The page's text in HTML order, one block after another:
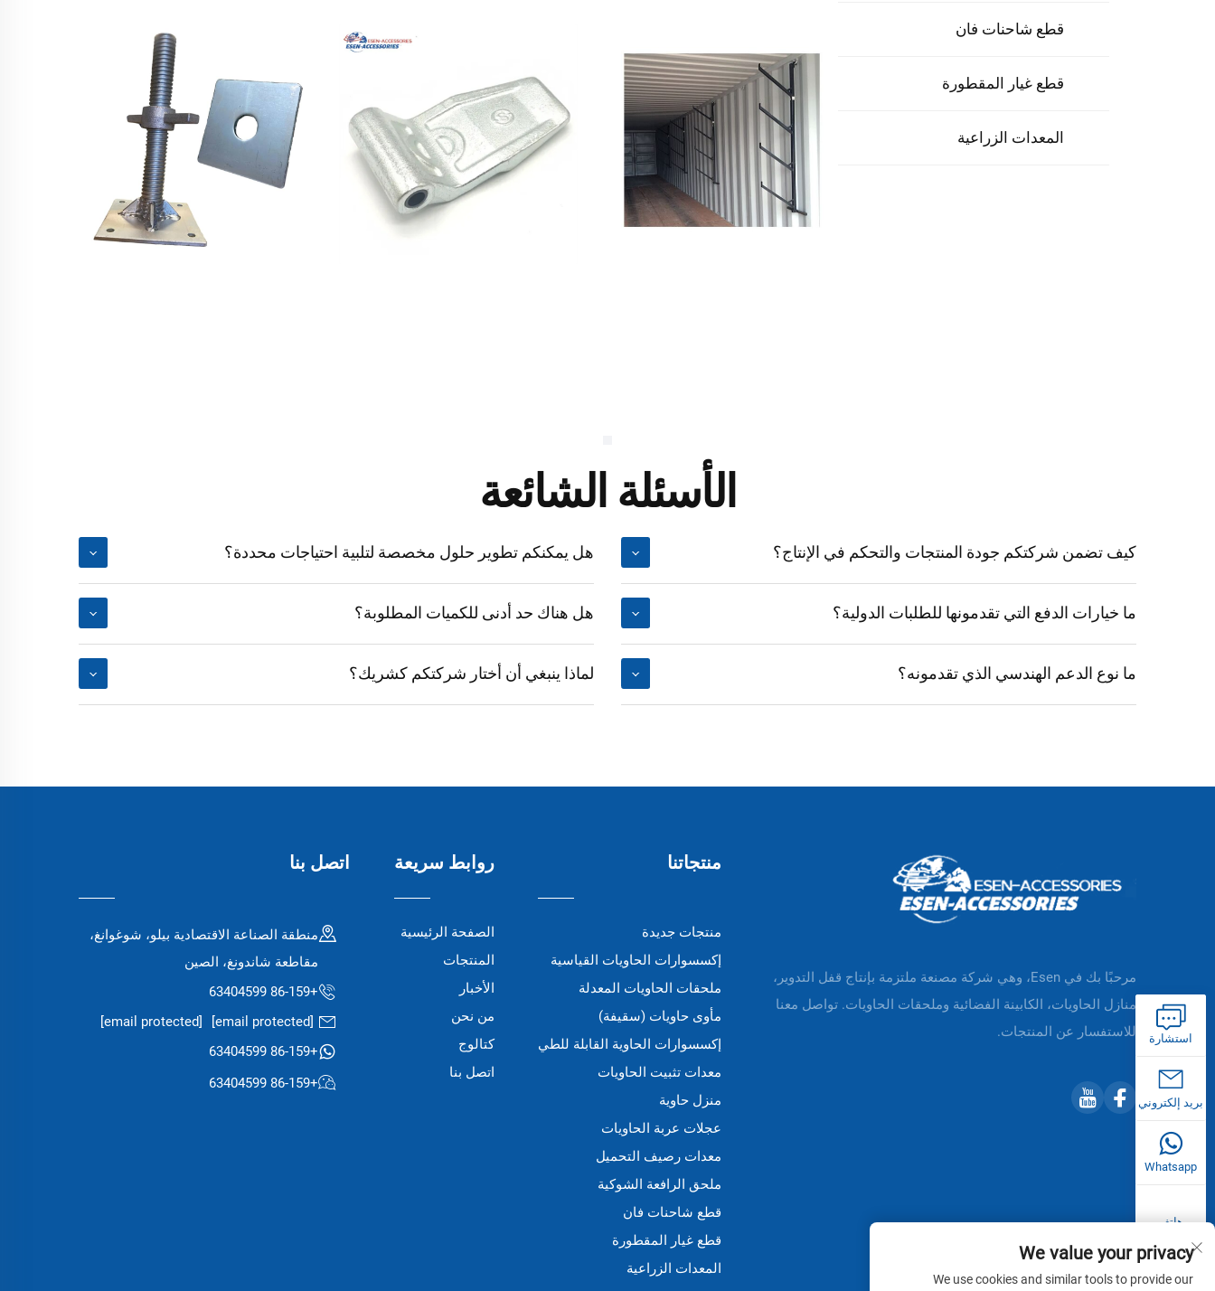
قطع شاحنات فان
قطع غيار المقطورة
المعدات الزراعية
الأسئلة الشائعة
كيف تضمن شركتكم جودة المنتجات والتحكم في الإنتاج؟
ما خيارات الدفع التي تقدمونها للطلبات الدولية؟
ما نوع الدعم الهندسي الذي تقدمونه؟
هل يمكنكم تطوير حلول مخصصة لتلبية احتياجات محددة؟
هل هناك حد أدنى للكميات المطلوبة؟
لماذا ينبغي أن أختار شركتكم كشريك؟
مرحبًا بك في Esen، وهي شركة مصنعة ملتزمة بإنتاج قفل التدوير،
منازل الحاويات، الكابينة الفضائية وملحقات الحاويات. تواصل معنا
للاستفسار عن المنتجات.
منتجاتنا
منتجات جديدة
إكسسوارات الحاويات القياسية
ملحقات الحاويات المعدلة
مأوى حاويات (سقيفة)
إكسسوارات الحاوية القابلة للطي
معدات تثبيت الحاويات
منزل حاوية
عجلات عربة الحاويات
معدات رصيف التحميل
ملحق الرافعة الشوكية
قطع شاحنات فان
قطع غيار المقطورة
المعدات الزراعية
روابط سريعة
الصفحة الرئيسية
المنتجات
الأخبار
من نحن
كتالوج
اتصل بنا
اتصل بنا
منطقة الصناعة الاقتصادية بيلو، شوغوانغ،
مقاطعة شاندونغ، الصين
+86-159 63404599
[email protected]
[email protected]
+86-159 63404599
+86-159 63404599
استشارة
بريد إلكتروني
Whatsapp
هاتف
We value your privacy
We use cookies and similar tools to provide our